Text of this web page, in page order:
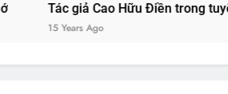
Tác giả Cao Hữu Điền trong tuyển tập
15 Years Ago